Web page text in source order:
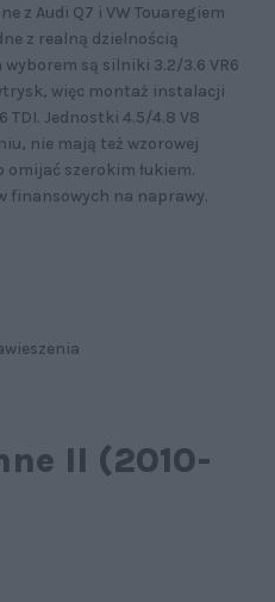
z Audi Q7 i VW Touaregiem
z realną dzielnością
są silniki 3.2/3.6 VR6
więc montaż instalacji
TDI. Jednostki 4.5/4.8 V8
nie mają też wzorowej
szerokim łukiem.
finansowych na naprawy.
II (2010-